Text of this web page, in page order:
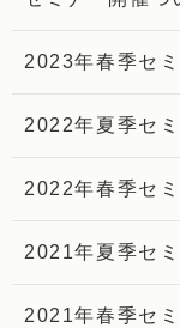
2023年春季セ
2022年夏季セ
2022年春季セ
2021年夏季セ
2021年春季セ